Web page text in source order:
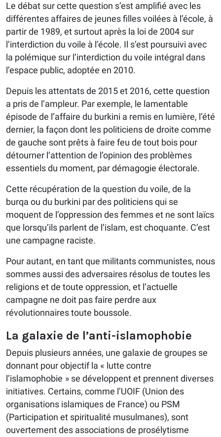
Le débat sur cette question s’est amplifié avec les
différentes affaires de jeunes filles voilées à l’école, à
partir de 1989, et surtout après la loi de 2004 sur
l’interdiction du voile à l’école. Il s’est poursuivi avec
la polémique sur l’interdiction du voile intégral dans
l’espace public, adoptée en 2010.
Depuis les attentats de 2015 et 2016, cette question
a pris de l’ampleur. Par exemple, le lamentable
épisode de l’affaire du burkini a remis en lumière, l’été
dernier, la façon dont les politiciens de droite comme
de gauche sont prêts à faire feu de tout bois pour
détourner l’attention de l’opinion des problèmes
essentiels du moment, par démagogie électorale.
Cette récupération de la question du voile, de la
burqa ou du burkini par des politiciens qui se
moquent de l’oppression des femmes et ne sont laïcs
que lorsqu’ils parlent de l’islam, est choquante. C’est
une campagne raciste.
Pour autant, en tant que militants communistes, nous
sommes aussi des adversaires résolus de toutes les
religions et de toute oppression, et l’actuelle
campagne ne doit pas faire perdre aux
révolutionnaires toute boussole.
La galaxie de l’anti-islamophobie
Depuis plusieurs années, une galaxie de groupes se
donnant pour objectif la « lutte contre
l’islamophobie » se développent et prennent diverses
initiatives. Certains, comme l’UOIF (Union des
organisations islamiques de France) ou PSM
(Participation et spiritualité musulmanes), sont
ouvertement des associations de prosélytisme